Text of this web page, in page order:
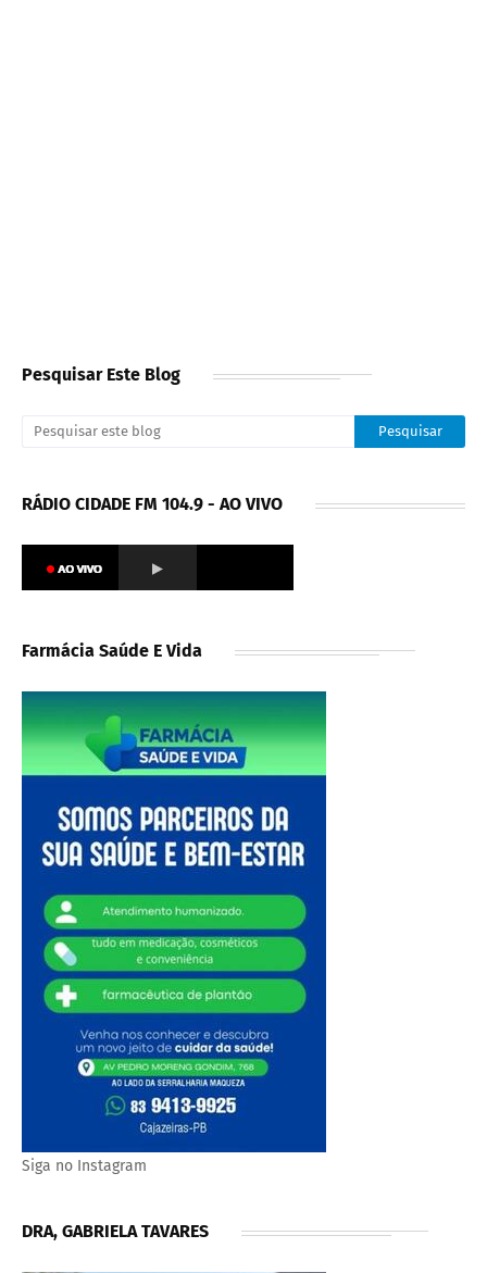
Pesquisar Este Blog
RÁDIO CIDADE FM 104.9 - AO VIVO
Farmácia Saúde E Vida
Siga no Instagram
DRA, GABRIELA TAVARES